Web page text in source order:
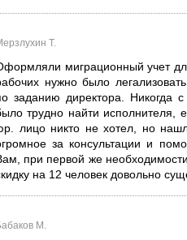
Т.
миграционный учет
нужно было
заданию директора. Никогда
трудно найти исполнителя,
лицо никто не хотел, но
за консультации и
при первой же
на 12 человек довольно
М.